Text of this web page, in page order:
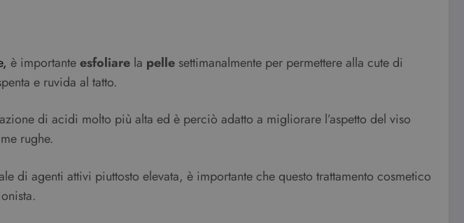
è importanteesfoliare la pelle settimanalmente per permettere alla cute di
e ruvida al tatto.
di acidi molto più alta ed è perciò adatto a migliorare l’aspetto del viso
rughe.
di agenti attivi piuttosto elevata, è importante che questo trattamento cosmetico